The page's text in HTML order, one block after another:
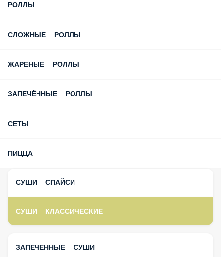
РОЛЛЫ
СЛОЖНЫЕ РОЛЛЫ
ЖАРЕНЫЕ РОЛЛЫ
ЗАПЕЧЁННЫЕ РОЛЛЫ
СЕТЫ
ПИЦЦА
СУШИ СПАЙСИ
СУШИ КЛАССИЧЕСКИЕ
ЗАПЕЧЕННЫЕ СУШИ